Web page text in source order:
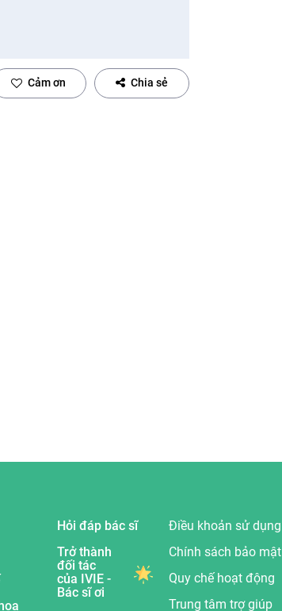
Cảm ơn Chia sẻ
Hỏi đáp bác sĩ
Trở thành
đối tác
của IVIE -
Bác sĩ ơi
Điều khoản sử dụng
Chính sách bảo mật
Quy chế hoạt động
Trung tâm trợ giúp